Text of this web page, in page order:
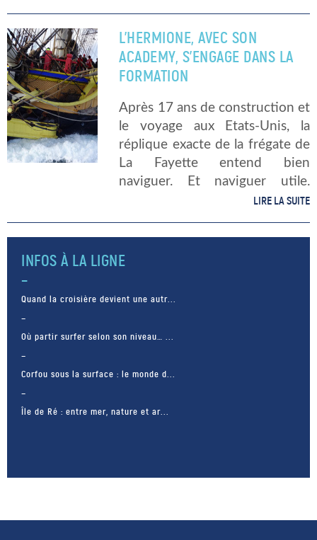
ce rendez-vous. Plusieurs
escales sont prévues de
Rochefort jusqu’en […]
L’HERMIONE, AVEC SON
ACADEMY, S’ENGAGE DANS LA
FORMATION
Après 17 ans de construction et
le voyage aux Etats-Unis, la
réplique exacte de la frégate de
La Fayette entend bien
naviguer. Et naviguer utile.
L’Hermione se donne pour cap
Hermione Academy, mais
également la […]
LIRE LA SUITE
INFOS À LA LIGNE
Quand la croisière devient une autr...
Où partir surfer selon son niveau… ...
Corfou sous la surface : le monde d...
Île de Ré : entre mer, nature et ar...